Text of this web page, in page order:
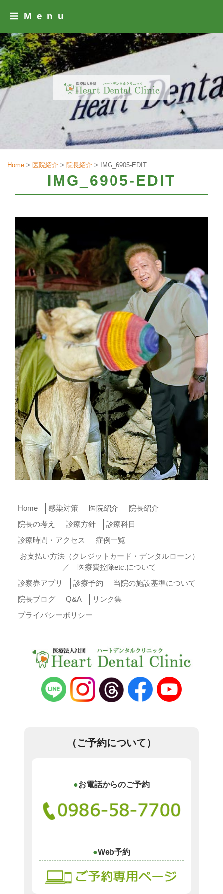
Menu
Home > 医院紹介 > 院長紹介 > IMG_6905-EDIT
IMG_6905-EDIT
Home 感染対策 医院紹介
院長紹介
院長の考え
診療方針
診療科目
診療時間・アクセス
症例一覧
お支払い方法（クレジットカード・デンタルローン）
／ 医療費控除etc.について
診察券アプリ
診療予約
当院の施設基準について
院長ブログ
Q&A
リンク集
プライバシーポリシー
（ご予約について）
お電話からのご予約
Web予約